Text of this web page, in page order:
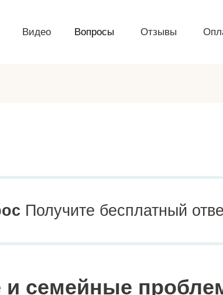
Видео Вопросы Отзывы
Получите бесплатный
семейные